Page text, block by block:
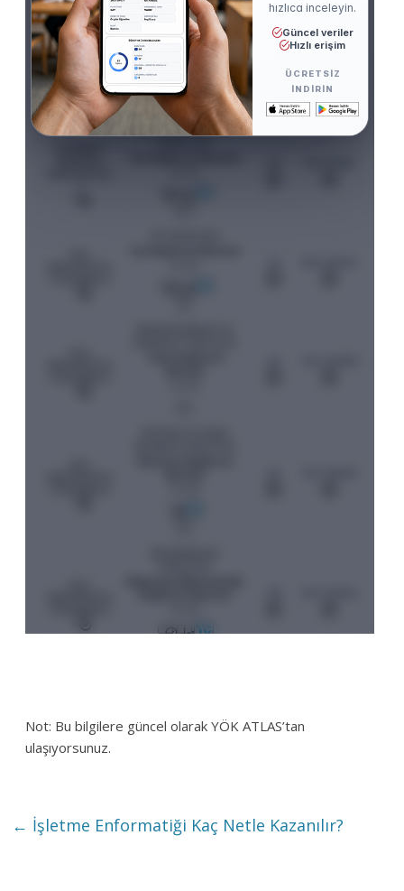
Not: Bu bilgilere güncel olarak YÖK ATLAS’tan
ulaşıyorsunuz.
← İşletme Enformatiği Kaç Netle Kazanılır?